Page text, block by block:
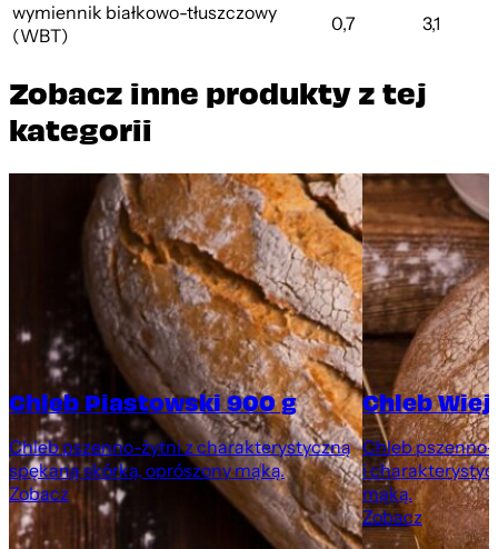
wymiennik białkowo-tłuszczowy
(WBT)
0,7 3,1
Zobacz inne produkty z tej
kategorii
Chleb Piastowski 900 g
Chleb pszenno-żytni z charakterystyczną
spękaną skórką, oprószony mąką.
Zobacz
Chleb
Chleb pszenno-
i
mąką.
Zobacz